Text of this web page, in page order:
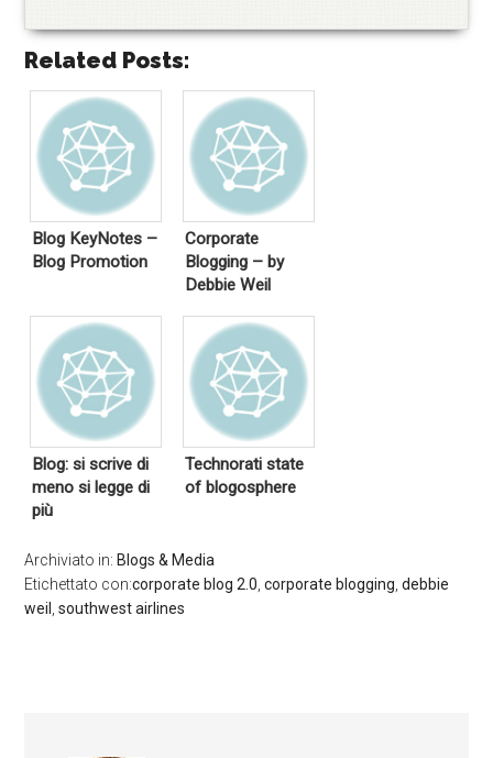
Related Posts:
Blog KeyNotes –
Blog Promotion
Corporate
Blogging – by
Debbie Weil
Blog: si scrive di
meno si legge di
più
Technorati state
of blogosphere
Archiviato in: Blogs & Media
Etichettato con:corporate blog 2.0,corporate blogging,debbie
weil ,southwest airlines